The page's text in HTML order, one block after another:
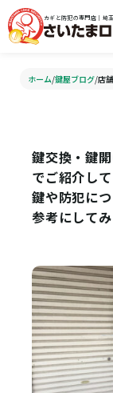
カギと防犯の専門店｜埼
ホーム/鍵屋ブログ/店舗
鍵交換・鍵
でご紹介して
鍵や防犯に
参考にしてみ